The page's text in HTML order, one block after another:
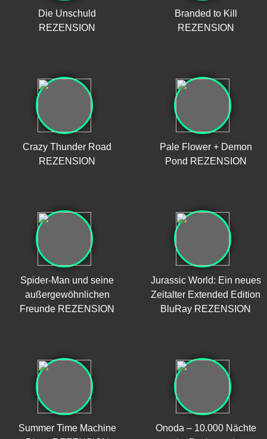
Die Unschuld
REZENSION
Branded to Kill
REZENSION
Crazy Thunder Road
REZENSION
Pale Flower + Demon
Pond REZENSION
Spider-Man und seine
außergewöhnlichen
Freunde REZENSION
Jurassic World: Ein neues
Zeitalter Extended Edition
BluRay REZENSION
Summer Time Machine
Onoda – 10.000 Nächte